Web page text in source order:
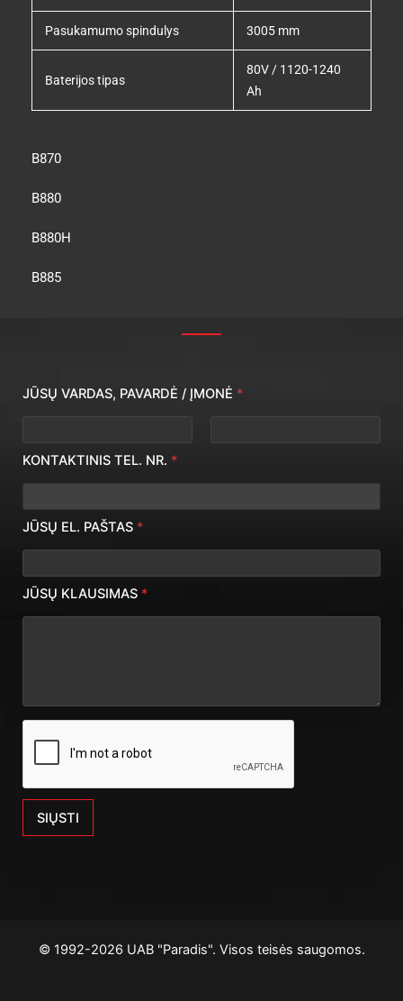
Pasukamumo spindulys 3005 mm
Baterijos tipas
80V / 1120-1240
Ah
B870
B880
B880H
B885
JŪSŲ VARDAS, PAVARDĖ / ĮMONĖ *
KONTAKTINIS TEL. NR. *
JŪSŲ EL. PAŠTAS *
JŪSŲ KLAUSIMAS *
SIŲSTI
© 1992-2026 UAB "Paradis". Visos teisės saugomos.